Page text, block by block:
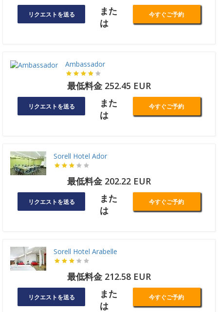
リクエストを送る
また
は
今すぐご予約
Ambassador
最低料金 252.45 EUR
リクエストを送る
また
は
今すぐご予約
Sorell Hotel Ador
最低料金 202.22 EUR
リクエストを送る
また
は
今すぐご予約
Sorell Hotel Arabelle
最低料金 212.58 EUR
リクエストを送る
また
は
今すぐご予約